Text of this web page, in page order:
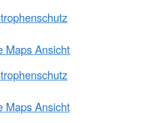
Maps Ansicht
Maps Ansicht